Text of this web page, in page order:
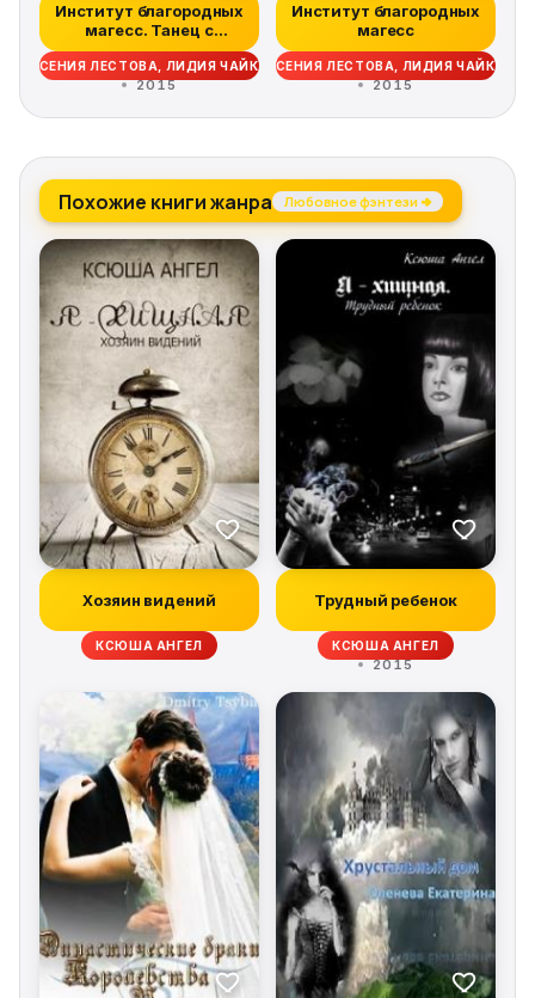
Институт благородных
магесс. Танец с
призраком
КСЕНИЯ ЛЕСТОВА, ЛИДИЯ ЧАЙКА
2015
Институт благородных
магесс
КСЕНИЯ ЛЕСТОВА, ЛИДИЯ ЧАЙКА
2015
Похожие книги жанра Любовное фэнтези →
Хозяин видений
КСЮША АНГЕЛ
Трудный ребенок
КСЮША АНГЕЛ
2015